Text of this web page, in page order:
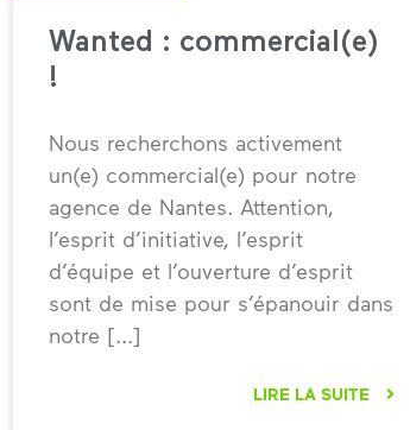
Wanted : commercial(e)
!
Nous recherchons activement
un(e) commercial(e) pour notre
agence de Nantes. Attention,
l’esprit d’initiative, l’esprit
d’équipe et l’ouverture d’esprit
sont de mise pour s’épanouir dans
notre
LIRE LA SUITE